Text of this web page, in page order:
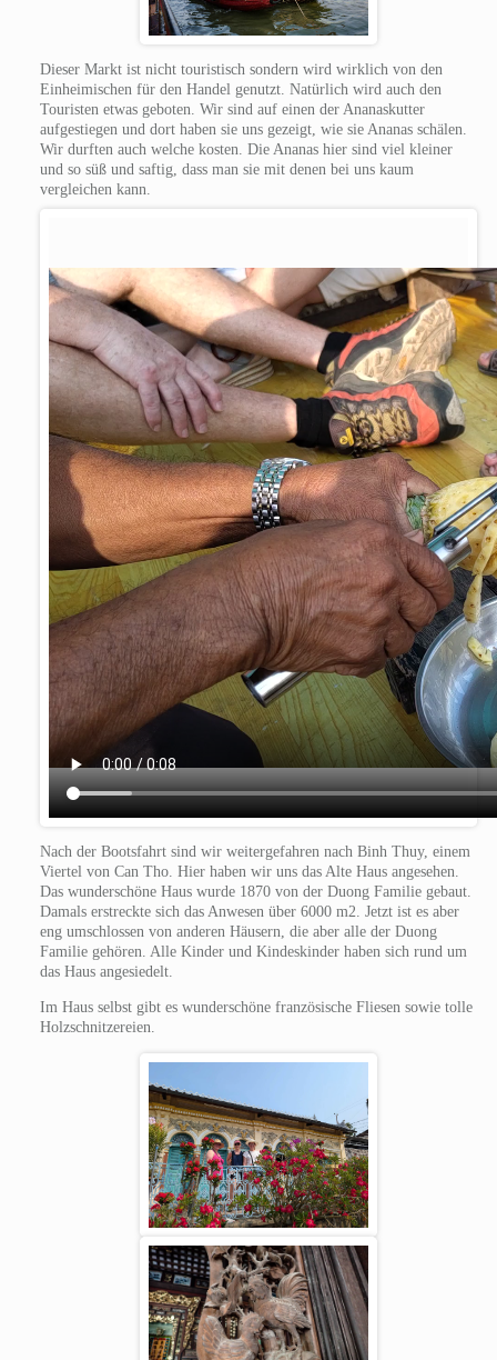
Dieser Markt ist nicht touristisch sondern wird wirklich von den
Einheimischen für den Handel genutzt. Natürlich wird auch den
Touristen etwas geboten. Wir sind auf einen der Ananaskutter
aufgestiegen und dort haben sie uns gezeigt, wie sie Ananas schälen.
Wir durften auch welche kosten. Die Ananas hier sind viel kleiner
und so süß und saftig, dass man sie mit denen bei uns kaum
vergleichen kann.
Nach der Bootsfahrt sind wir weitergefahren nach Binh Thuy, einem
Viertel von Can Tho. Hier haben wir uns das Alte Haus angesehen.
Das wunderschöne Haus wurde 1870 von der Duong Familie gebaut.
Damals erstreckte sich das Anwesen über 6000 m2. Jetzt ist es aber
eng umschlossen von anderen Häusern, die aber alle der Duong
Familie gehören. Alle Kinder und Kindeskinder haben sich rund um
das Haus angesiedelt.
Im Haus selbst gibt es wunderschöne französische Fliesen sowie tolle
Holzschnitzereien.